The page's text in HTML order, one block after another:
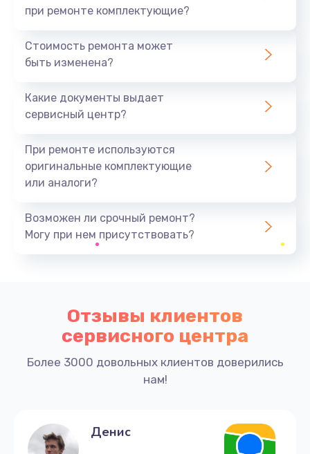
при ремонте комплектующие?
Стоимость ремонта может
быть изменена?
Какие документы выдает
сервисный центр?
При ремонте используются
оригинальные комплектующие
или аналоги?
Возможен ли срочный ремонт?
Могу при нем присутствовать?
Отзывы клиентов
сервисного центра
Более 3000 довольных клиентов доверились
нам!
Денис